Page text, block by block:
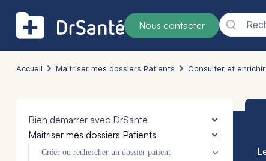
Nous contacter
Accueil Maitriser mes dossiers Patients Consulter et
Bien démarrer avec DrSanté
Maitriser mes dossiers Patients
Créer ou rechercher un dossier patient